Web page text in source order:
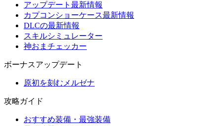
アップデート最新情報
カプコンショーケース最新情報
DLCの最新情報
スキルシミュレーター
神おまチェッカー
ボーナスアップデート
原初を刻むメルゼナ
攻略ガイド
おすすめ装備・最強装備